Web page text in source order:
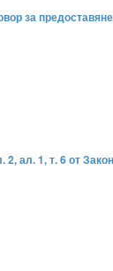
за
ал. 1, т. 6 от